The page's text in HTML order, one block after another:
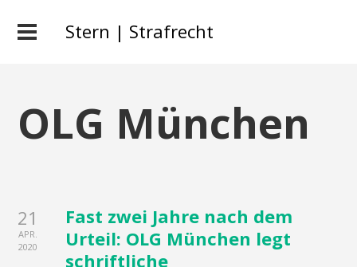
Stern | Strafrecht
OLG München
21
APR.
2020
Fast zwei Jahre nach dem
Urteil: OLG München legt
schriftliche